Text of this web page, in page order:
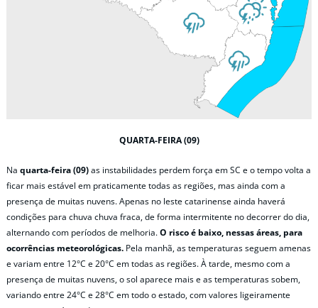
QUARTA-FEIRA (09)
Na quarta-feira (09)as instabilidades perdem força em SC e o tempo volta a
ficar mais estável em praticamente todas as regiões, mas ainda com a
presença de muitas nuvens. Apenas no leste catarinense ainda haverá
condições para chuva chuva fraca, de forma intermitente no decorrer do dia,
alternando com períodos de melhoria.O risco é baixo, nessas áreas, para
ocorrências meteorológicas. Pela manhã, as temperaturas seguem amenas
e variam entre 12°C e 20°C em todas as regiões. À tarde, mesmo com a
presença de muitas nuvens, o sol aparece mais e as temperaturas sobem,
variando entre 24°C e 28°C em todo o estado, com valores ligeiramente